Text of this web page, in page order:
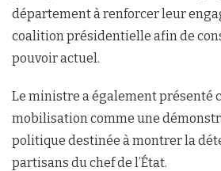
département à renforcer leur
coalition présidentielle afin de
pouvoir actuel.
Le ministre a également présenté
mobilisation comme une
politique destinée à montrer la
partisans du chef de l’État.